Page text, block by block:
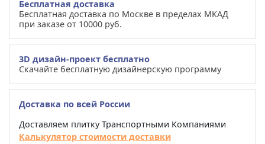
Бесплатная доставка
Бесплатная доставка по Москве в пределах МКАД
при заказе от 10000 руб.
3D дизайн-проект бесплатно
Скачайте бесплатную дизайнерскую программу
Доставка по всей России
Доставляем плитку Транспортными Компаниями
Калькулятор стоимости доставки